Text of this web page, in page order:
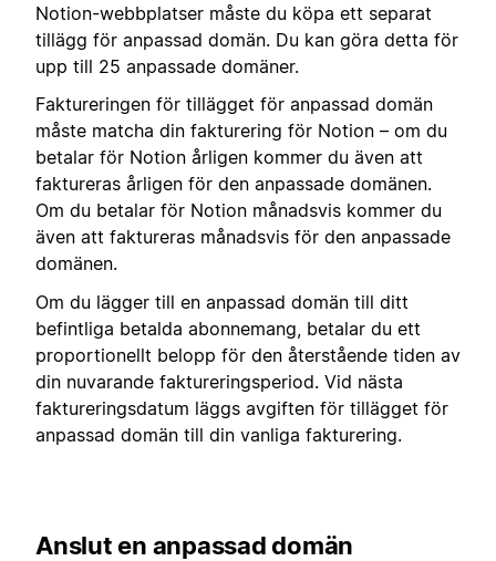
Notion-webbplatser måste du köpa ett separat
tillägg för anpassad domän. Du kan göra detta för
upp till 25 anpassade domäner.
Faktureringen för tillägget för anpassad domän
måste matcha din fakturering för Notion – om du
betalar för Notion årligen kommer du även att
faktureras årligen för den anpassade domänen.
Om du betalar för Notion månadsvis kommer du
även att faktureras månadsvis för den anpassade
domänen.
Om du lägger till en anpassad domän till ditt
befintliga betalda abonnemang, betalar du ett
proportionellt belopp för den återstående tiden av
din nuvarande faktureringsperiod. Vid nästa
faktureringsdatum läggs avgiften för tillägget för
anpassad domän till din vanliga fakturering.
Anslut en anpassad domän